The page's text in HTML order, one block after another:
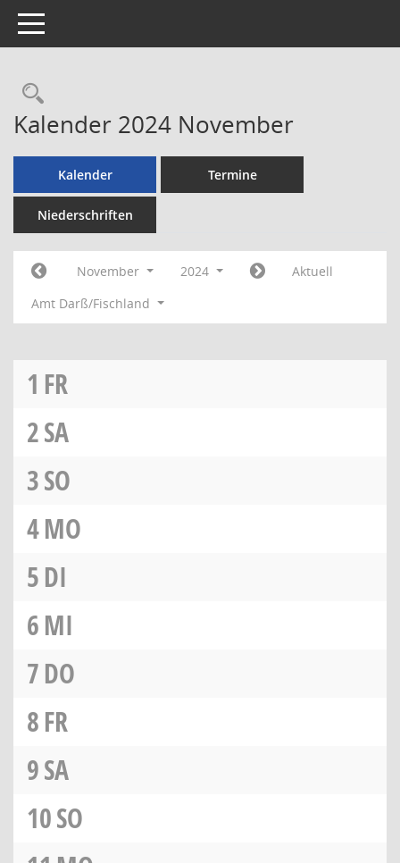
Toggle navigation
Rechercheauswahl
Kalender 2024 November
Kalender Termine
Niederschriften
November 2024
Aktuell
Amt Darß/Fischland
1 FR
2SA
3SO
4MO
5DI
6MI
7DO
8FR
9SA
10SO